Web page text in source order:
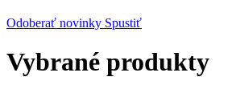
Odoberať novinky Spustiť
Vybrané produkty